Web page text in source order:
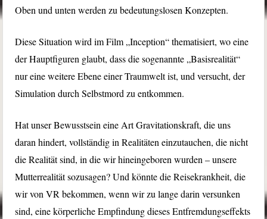
Oben und unten werden zu bedeutungslosen Konzepten.
Diese Situation wird im Film „Inception“ thematisiert, wo eine
der Hauptfiguren glaubt, dass die sogenannte „Basisrealität“
nur eine weitere Ebene einer Traumwelt ist, und versucht, der
Simulation durch Selbstmord zu entkommen.
Hat unser Bewusstsein eine Art Gravitationskraft, die uns
daran hindert, vollständig in Realitäten einzutauchen, die nicht
die Realität sind, in die wir hineingeboren wurden – unsere
Mutterrealität sozusagen? Und könnte die Reisekrankheit, die
wir von VR bekommen, wenn wir zu lange darin versunken
sind, eine körperliche Empfindung dieses Entfremdungseffekts